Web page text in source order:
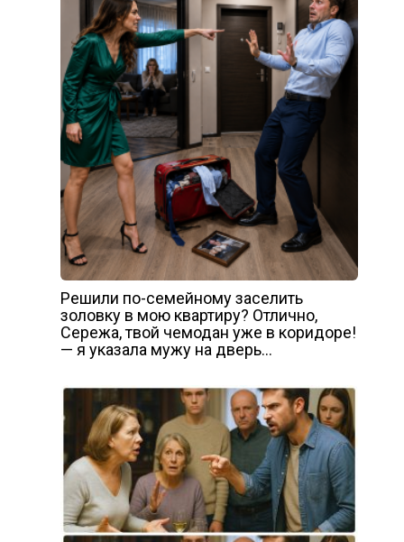
Решили по-семейному заселить
золовку в мою квартиру? Отлично,
Сережа, твой чемодан уже в коридоре!
— я указала мужу на дверь…